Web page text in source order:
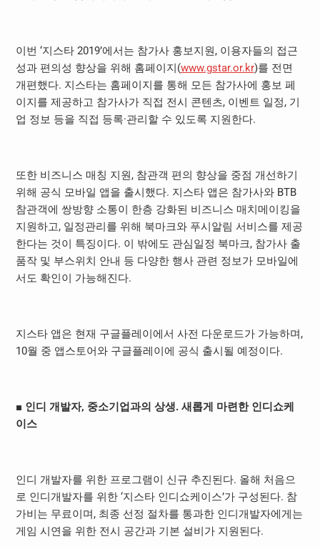
이번 ‘지스타 2019’에서는 참가사 홍보지원, 이용자들의 접근
성과 편의성 향상을 위해 홈페이지(www.gstar.or.kr)를 전면
개편했다. 지스타는 홈페이지를 통해 모든 참가사에 홍보 페
이지를 제공하고 참가사가 직접 전시 콘텐츠, 이벤트 일정, 기
업 정보 등을 직접 등록·관리할 수 있도록 지원한다.
또한 비즈니스 매칭 지원, 참관객 편의 향상을 중점 개선하기
위해 공식 모바일 앱을 출시했다. 지스타 앱은 참가사와 BTB
참관객에 쌍방향 소통이 한층 강화된 비즈니스 매치메이킹을
지원하고, 일정관리를 위해 북마크와 푸시알림 서비스를 제공
한다는 것이 특징이다. 이 밖에도 관심일정 북마크, 참가사 출
품작 및 부스위치 안내 등 다양한 행사 관련 정보가 모바일에
서도 확인이 가능해진다.
지스타 앱은 현재 구글플레이에서 사전 다운로드가 가능하며,
10월 중 앱스토어와 구글플레이에 공식 출시될 예정이다.
■ 인디 개발자, 중소기업과의 상생. 새롭게 마련한 인디쇼케
이스
인디 개발자를 위한 프로그램이 신규 추진된다. 올해 처음으
로 인디개발자를 위한 ‘지스타 인디쇼케이스’가 구성된다. 참
가비는 무료이며, 최종 선정 절차를 통과한 인디개발자에게는
게임 시연을 위한 전시 공간과 기본 설비가 지원된다.